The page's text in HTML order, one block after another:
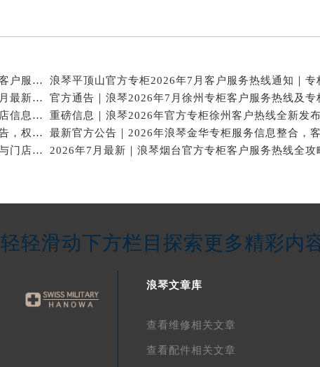
2026年7月重磅通告｜浪琴合肥官方专柜信息大全，客户服务热线同步更新
攻略升级！2026年浪琴官方专柜深圳客户服务热线7月最新公告
2026年7月浪琴天津专柜官方客户服务电话攻略｜门店信息一网打尽
官方热线｜2026年7月浪琴唐山专柜客户服务信息公告，权威发布
2026年7月浪琴广州官方专柜信息核验｜附客服热线与门店汇总
轻轻滑动下方栏目探索更多精彩内
浪琴文章库
查看维修相关文章
查看配件相关文章